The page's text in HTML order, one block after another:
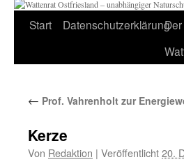
Start DatenschutzerklärungDer
← Prof. Vahrenholt zur
Kerze
Von Redaktion | Veröffentlicht20.